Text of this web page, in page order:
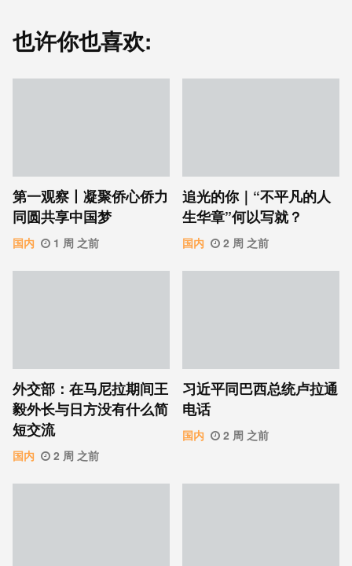
也许你也喜欢:
第一观察丨凝聚侨心侨力
同圆共享中国梦
国内 1 周 之前
追光的你｜“不平凡的人
生华章”何以写就？
国内 2 周 之前
外交部：在马尼拉期间王
毅外长与日方没有什么简
短交流
国内 2 周 之前
习近平同巴西总统卢拉通
电话
国内 2 周 之前